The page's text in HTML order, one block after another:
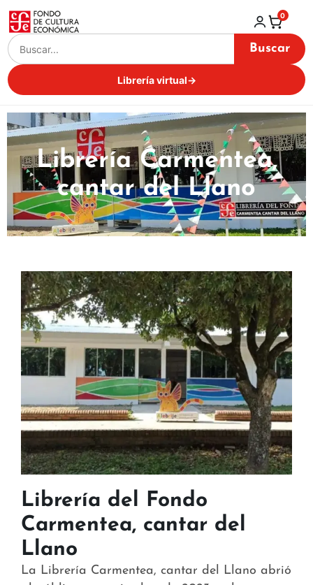
Buscar
Librería virtual→
0
Librería Carmentea,
cantar del Llano
Librería del Fondo
Carmentea, cantar del
Llano
La Librería Carmentea, cantar del Llano abrió